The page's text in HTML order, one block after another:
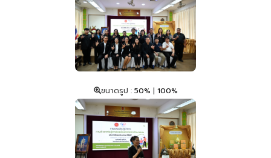
ขนาดรูป : 50% | 100%